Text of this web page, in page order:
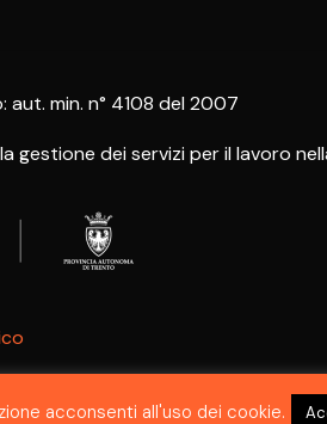
min. n° 4108 del 2007
gestione dei servizi per il lavoro
acconsenti all'uso dei cookie.